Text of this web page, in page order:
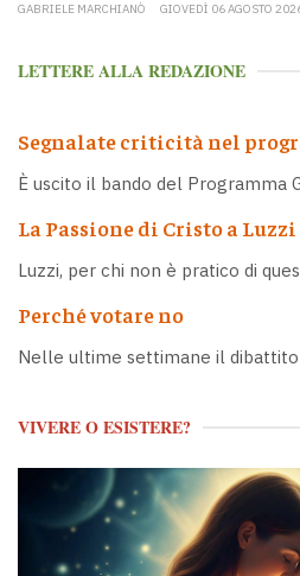
GABRIELE MARCHIANÒ GIOVEDÌ 06 AGOSTO
LETTERE ALLA REDAZIONE
Segnalate criticità nel
È uscito il bando del Programma
La Passione di Cristo a Luzzi
Luzzi, per chi non è pratico di
Perché votare no
Nelle ultime settimane il dibattito
VIVERE O ESISTERE?